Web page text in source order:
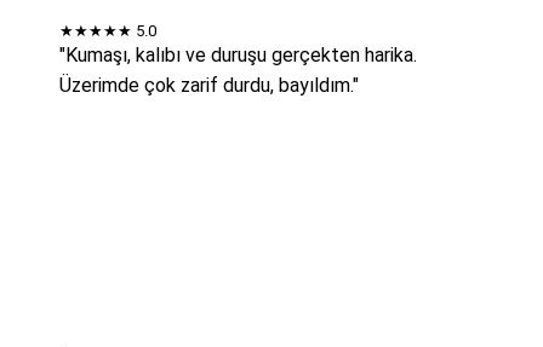
★★★★★ 5.0
"Kumaşı, kalıbı ve duruşu gerçekten harika.
Üzerimde çok zarif durdu, bayıldım."